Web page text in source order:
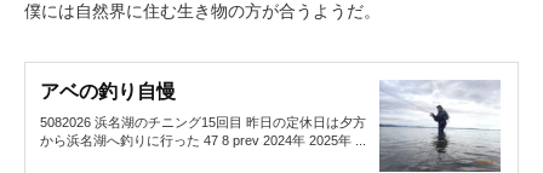
僕には自然界に住む生き物の方が合うようだ。
アベの釣り自慢
5082026 浜名湖のチニング15回目 昨日の定休日は夕方
から浜名湖へ釣りに行った 47 8 prev 2024年 2025年 ...